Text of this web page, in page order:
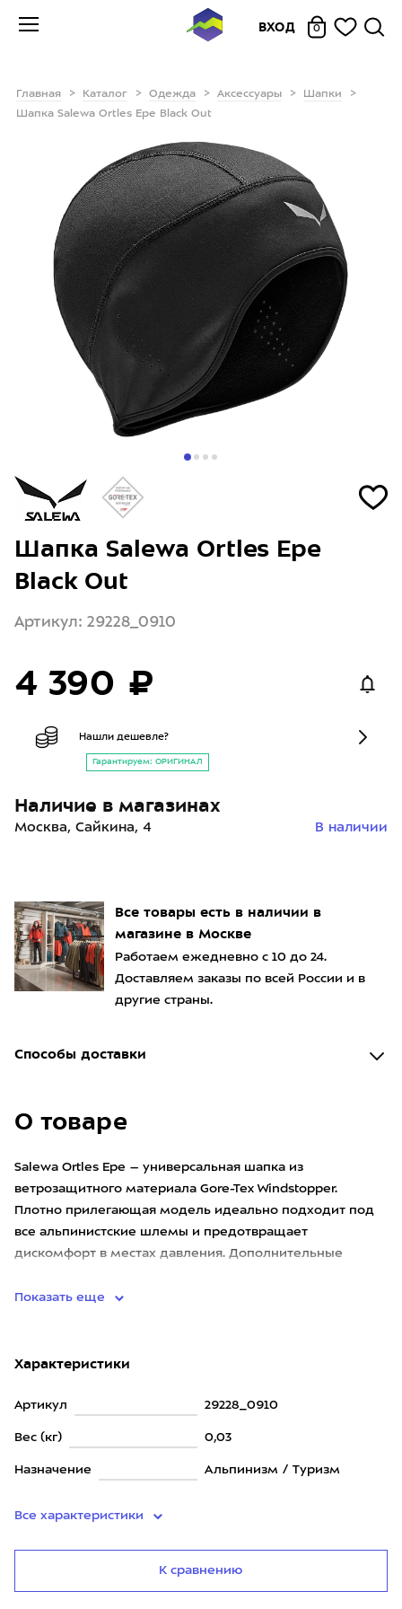
ВХОД 0
Главная Каталог Одежда Аксессуары
Шапки
Шапка Salewa Ortles Epe Black Out
Все товары есть в наличии в
магазине в Москве
Работаем ежедневно с 10 до 24.
Доставляем заказы по всей России и в
другие страны.
Способы доставки
О товаре
Salewa Ortles Epe – универсальная шапка из
ветрозащитного материала Gore-Tex Windstopper.
Плотно прилегающая модель идеально подходит под
все альпинистские шлемы и предотвращает
дискомфорт в местах давления. Дополнительные
Показать еще
Характеристики
Артикул 29228_0910
Вес (кг) 0,03
Назначение Альпинизм / Туризм
Все характеристики
К сравнению
Шапка Salewa Ortles Epe
Black Out
Артикул: 29228_0910
4 390 ₽
Нашли дешевле?
Гарантируем: ОРИГИНАЛ
Наличие в магазинах
Москва, Сайкина, 4 В наличии